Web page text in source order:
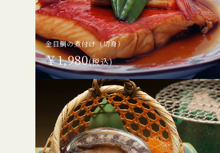
金目鯛の煮付け（切身）
￥1,980(税込)